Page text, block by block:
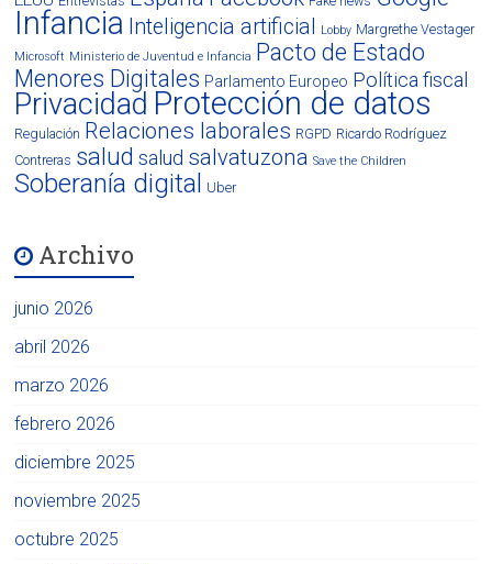
Infancia Inteligencia artificial Lobby Margrethe Vestager
Microsoft Ministerio de Juventud e Infancia
Pacto de Estado
Menores Digitales Parlamento Europeo Política fiscal
Privacidad Protección de datos
Regulación Relaciones laborales RGPD Ricardo Rodríguez
Contreras salud salud salvatuzona Save the Children
Soberanía digital Uber
Archivo
junio 2026
abril 2026
marzo 2026
febrero 2026
diciembre 2025
noviembre 2025
octubre 2025